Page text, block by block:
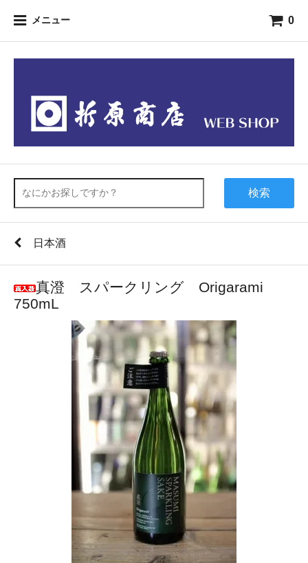
メニュー 0
検索
日本酒
真澄 スパークリング Origarami
750mL